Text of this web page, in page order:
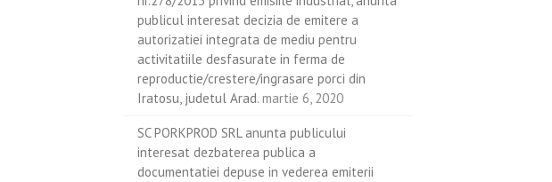
publicul interesat decizia de emitere a
autorizatiei integrata de mediu pentru
activitatiile desfasurate in ferma de
reproductie/crestere/ingrasare porci din
Iratosu, judetul Arad. martie 6, 2020
SC PORKPROD SRL anunta publicului
interesat dezbaterea publica a
documentatiei depuse in vederea emiterii